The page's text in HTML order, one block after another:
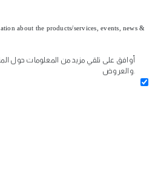
about the products/services, events, news &
أوافق على تلقي مزيد من المعلومات حول
والعروض.